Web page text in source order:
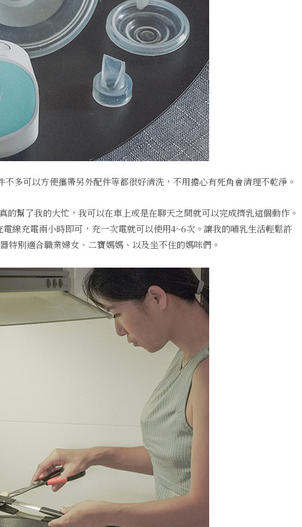
不多可以方便攜帶另外配件等都很好清洗，不用擔心有死角會清理不乾淨。
真的幫了我的大忙，我可以在車上或是在聊天之間就可以完成擠乳這個動作。
線充電兩小時即可，充一次電就可以使用4~6次。讓我的哺乳生活輕鬆許
別適合職業婦女、二寶媽媽、以及坐不住的媽咪們。